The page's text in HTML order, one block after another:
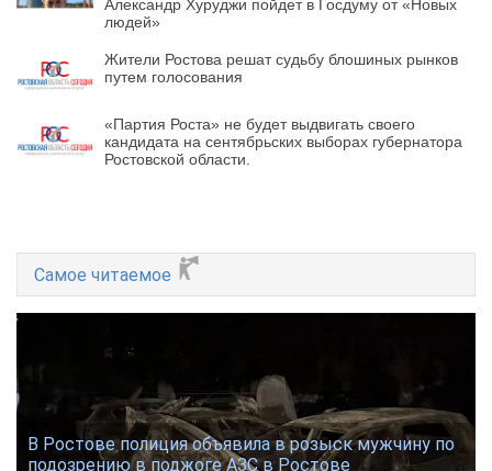
Александр Хуруджи пойдет в Госдуму от «Новых
людей»
Жители Ростова решат судьбу блошиных рынков
путем голосования
«Партия Роста» не будет выдвигать своего
кандидата на сентябрьских выборах губернатора
Ростовской области.
Самое читаемое
В Ростове полиция объявила в розыск мужчину по
подозрению в поджоге АЗС в Ростове